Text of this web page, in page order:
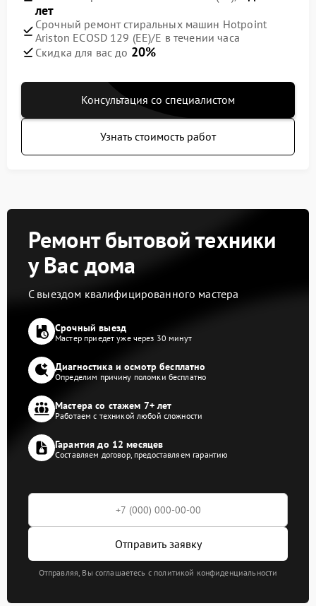
лет
Срочный ремонт стиральных машин Hotpoint
Ariston ECOSD 129 (EE)/E в течении часа
Скидка для вас до 20%
Консультация со специалистом
Узнать стоимость работ
Ремонт бытовой техники
у Вас дома
С выездом квалифицированного мастера
Срочный выезд
Мастер приедет уже через 30 минут
Диагностика и осмотр бесплатно
Определим причину поломки бесплатно
Мастера со стажем 7+ лет
Работаем с техникой любой сложности
Гарантия до 12 месяцев
Составляем договор, предоставляем гарантию
Отправить заявку
Отправляя, Вы соглашаетесь с политикой конфиденциальности